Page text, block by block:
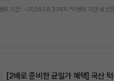
[2배로 준비한 균일가 혜택] 국산